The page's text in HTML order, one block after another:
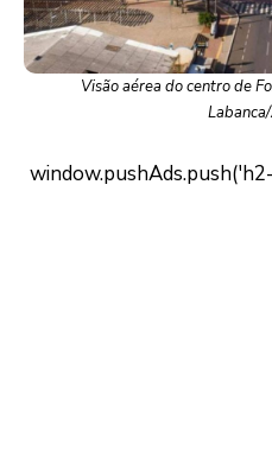
Visão aérea do centro de